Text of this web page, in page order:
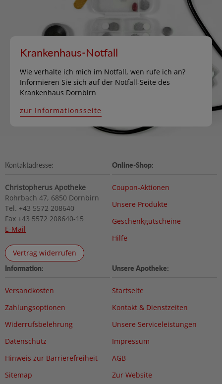
Krankenhaus-Notfall
Wie verhalte ich mich im Notfall, wen rufe ich an?
Informieren Sie sich auf der Notfall-Seite des
Krankenhaus Dornbirn
zur Informationsseite
Kontaktadresse:
Christopherus Apotheke
Rohrbach 47, 6850 Dornbirn
Tel. +43 5572 208640
Fax +43 5572 208640-15
E-Mail
Vertrag widerrufen
Online-Shop:
Coupon-Aktionen
Unsere Produkte
Geschenkgutscheine
Hilfe
Information:
Versandkosten
Zahlungsoptionen
Widerrufsbelehrung
Datenschutz
Hinweis zur Barrierefreiheit
Sitemap
Unsere Apotheke:
Startseite
Kontakt & Dienstzeiten
Unsere Serviceleistungen
Impressum
AGB
Zur Website